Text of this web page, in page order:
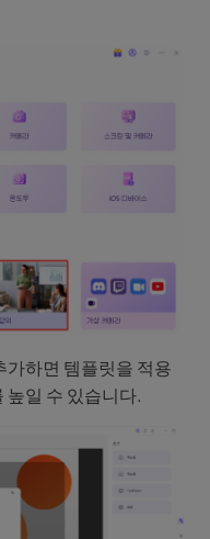
가하면 템플릿을 적용
높일 수 있습니다.